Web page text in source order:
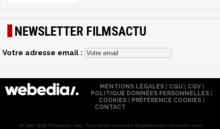
NEWSLETTER FILMSACTU
Votre adresse email :
MENTIONS LÉGALES| CGU| CGV|
POLITIQUE DONNÉES PERSONNELLES
COOKIES
PRÉFÉRENCE COOKIES
CONTACT
© 2007-2026 Filmsactu .com. Tous droits réservés. Reproduction interdite sans